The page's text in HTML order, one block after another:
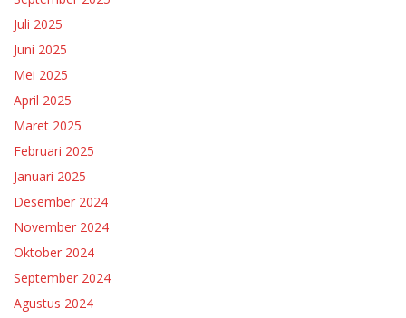
Juli 2025
Juni 2025
Mei 2025
April 2025
Maret 2025
Februari 2025
Januari 2025
Desember 2024
November 2024
Oktober 2024
September 2024
Agustus 2024